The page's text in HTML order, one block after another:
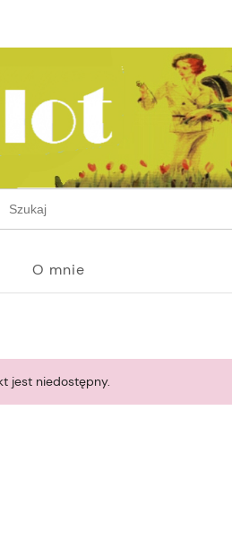
O mnie
jest niedostępny.